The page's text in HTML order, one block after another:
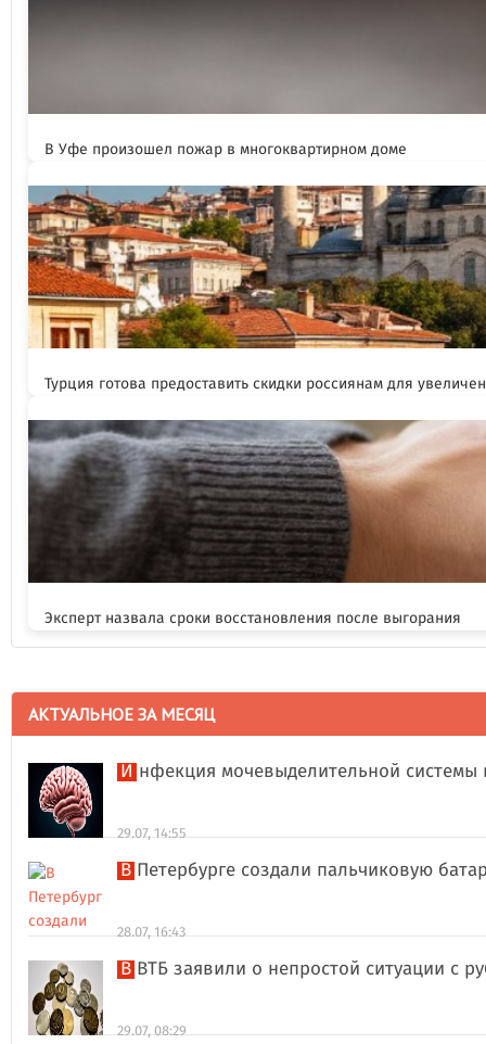
В Уфе произошел пожар в многоквартирном доме
Турция готова предоставить скидки россиянам для
Эксперт назвала сроки восстановления после выгорания
АКТУАЛЬНОЕ ЗА МЕСЯЦ
Инфекция мочевыделительной
29.07, 14:55
В Петербурге создали пальчиковую
28.07, 16:43
В ВТБ заявили о непростой ситуации с
29.07, 08:29